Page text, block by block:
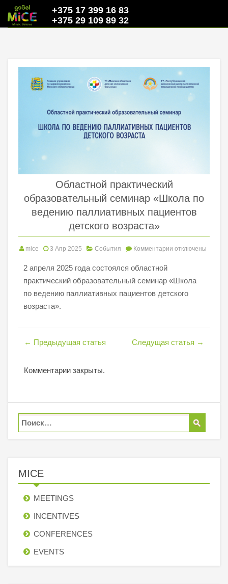
+375 17 399 16 83
+375 29 109 89 32
Областной практический
образовательный семинар «Школа по
ведению паллиативных пациентов
детского возраста»
mice 3 Апр 2025 События Комментарии отключены
2 апреля 2025 года состоялся областной
практический образовательный семинар «Школа
по ведению паллиативных пациентов детского
возраста».
← Предыдущая статья Следущая статья →
Комментарии закрыты.
MICE
MEETINGS
INCENTIVES
СONFERENCES
EVENTS